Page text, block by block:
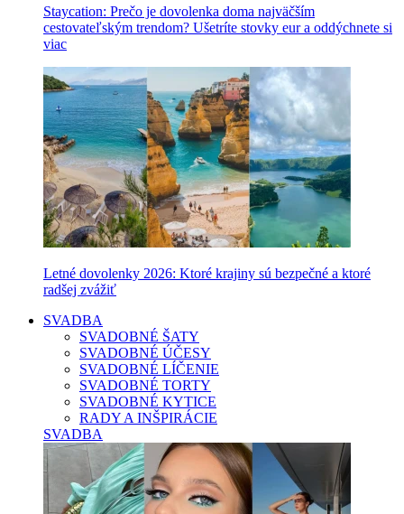
Staycation: Prečo je dovolenka doma najväčším
cestovateľským trendom? Ušetríte stovky eur a oddýchnete si
viac
Letné dovolenky 2026: Ktoré krajiny sú bezpečné a ktoré
radšej zvážiť
SVADBA
SVADOBNÉ ŠATY
SVADOBNÉ ÚČESY
SVADOBNÉ LÍČENIE
SVADOBNÉ TORTY
SVADOBNÉ KYTICE
RADY A INŠPIRÁCIE
SVADBA